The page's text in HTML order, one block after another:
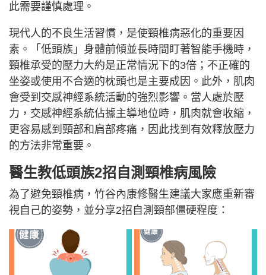
此需要謹慎處理。
現代人的不良生活習慣，是使頸椎病惡化的重要因
素。「低頭族」身體前傾並長時間盯著智能手機時，
頸椎承受的壓力大約是正常情況下的3倍；不正確的
坐姿或使用不合適的枕頭也是主要成因。此外，肌肉
會受到交感神經系統活動的強烈影響。當人處於壓
力，交感神經系統佔據主導地位時，肌肉就會收縮，
更容易感到頸部和肩部疼痛，因此找到有效釋放壓力
的方法非常重要。
醫生教低頭族2招自測頸椎病風險
為了避免頸椎病，竹谷內康修醫生建議大家應重新審
視自己的姿勢，並分享2招自測頸部僵硬程度：